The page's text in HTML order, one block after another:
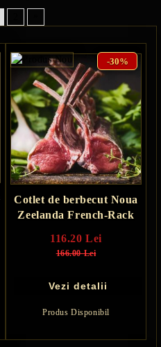
Cotlet de berbecut Noua
Zeelanda French-Rack
-30%
116.20 Lei
166.00 Lei
Vezi detalii
Produs Disponibil